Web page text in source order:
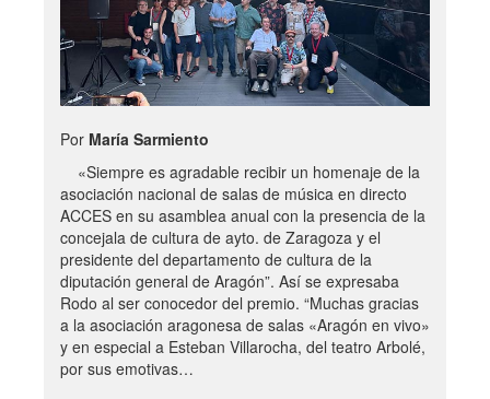
Por María Sarmiento
«Siempre es agradable recibir un homenaje de la
asociación nacional de salas de música en directo
ACCES en su asamblea anual con la presencia de la
concejala de cultura de ayto. de Zaragoza y el
presidente del departamento de cultura de la
diputación general de Aragón”. Así se expresaba
Rodo al ser conocedor del premio. “Muchas gracias
a la asociación aragonesa de salas «Aragón en vivo»
y en especial a Esteban Villarocha, del teatro Arbolé,
por sus emotivas…